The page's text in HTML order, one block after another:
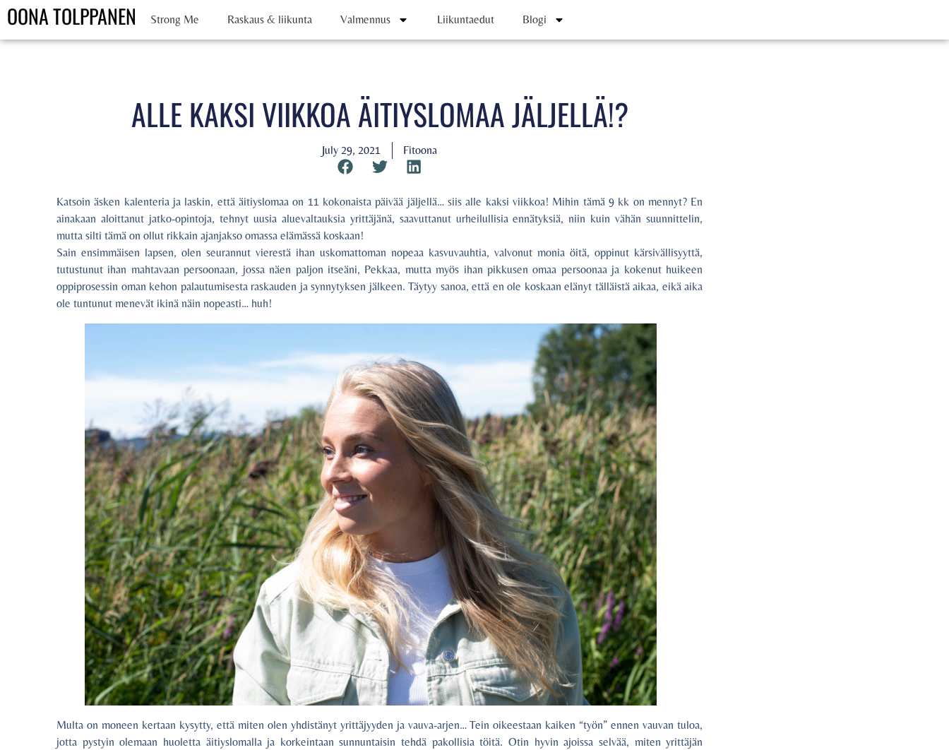
OONA TOLPPANEN Strong Me Raskaus & liikunta Valmennus Liikuntaedut Blogi
ALLE KAKSI VIIKKOA ÄITIYSLOMAA JÄLJELLÄ!?
July 29, 2021 Fitoona
Katsoin äsken kalenteria ja laskin, että äitiyslomaa on 11 kokonaista päivää jäljellä… siis alle kaksi viikkoa! Mihin tämä 9 kk on mennyt? En
ainakaan aloittanut jatko-opintoja, tehnyt uusia aluevaltauksia yrittäjänä, saavuttanut urheilullisia ennätyksiä, niin kuin vähän suunnittelin,
mutta silti tämä on ollut rikkain ajanjakso omassa elämässä koskaan!
Sain ensimmäisen lapsen, olen seurannut vierestä ihan uskomattoman nopeaa kasvuvauhtia, valvonut monia öitä, oppinut kärsivällisyyttä,
tutustunut ihan mahtavaan persoonaan, jossa näen paljon itseäni, Pekkaa, mutta myös ihan pikkusen omaa persoonaa ja kokenut huikeen
oppiprosessin oman kehon palautumisesta raskauden ja synnytyksen jälkeen. Täytyy sanoa, että en ole koskaan elänyt tälläistä aikaa, eikä aika
ole tuntunut menevät ikinä näin nopeasti… huh!
Multa on moneen kertaan kysytty, että miten olen yhdistänyt yrittäjyyden ja vauva-arjen… Tein oikeestaan kaiken “työn” ennen vauvan tuloa,
jotta pystyin olemaan huoletta äitiyslomalla ja korkeintaan sunnuntaisin tehdä pakollisia töitä. Otin hyvin ajoissa selvää, miten yrittäjän